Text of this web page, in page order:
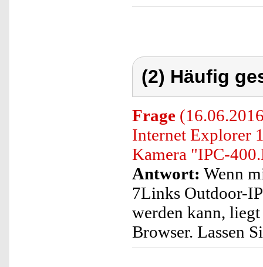
(2) Häufig
Frage
Internet Explorer
Kamera "IPC-
Antwort: Wenn
7Links Outdoor-
werden kann,
Browser. Lassen